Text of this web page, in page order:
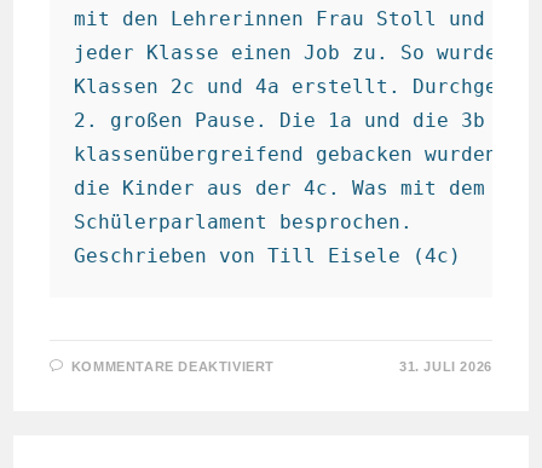
mit den Lehrerinnen Frau Stoll und
jeder Klasse einen Job zu. So wurden
Klassen 2c und 4a erstellt.
2. großen Pause. Die 1a und die 3b
klassenübergreifend gebacken wurden.
die Kinder aus der 4c. Was mit dem
Schülerparlament besprochen.
Geschrieben von Till Eisele (4c)
KOMMENTARE DEAKTIVIERT 31. JULI 2026